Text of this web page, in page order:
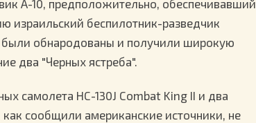
A-10, предположительно, обеспечивавший
израильский беспилотник-разведчик
были обнародованы и получили широкую
два "Черных ястреба".
самолета HC-130J Combat King II и два
сообщили американские источники, не